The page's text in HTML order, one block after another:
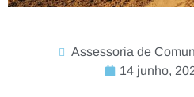
Assessoria de
14 junho,